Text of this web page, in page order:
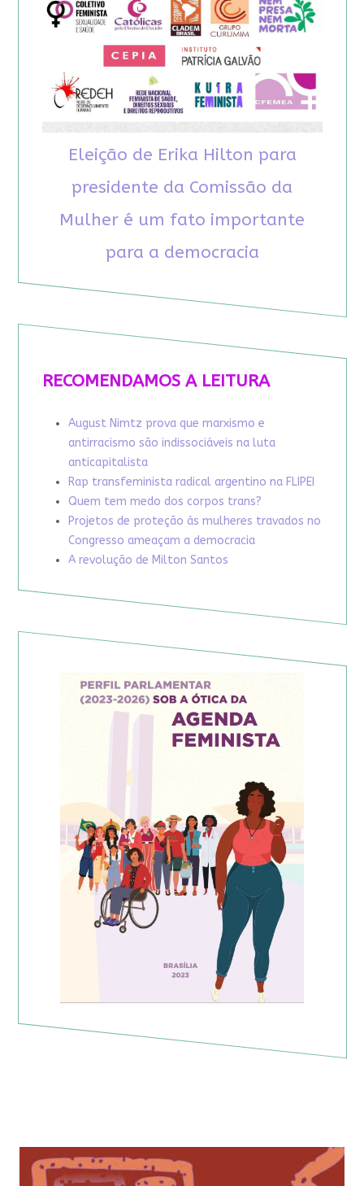
Eleição de Erika Hilton para
presidente da Comissão da
Mulher é um fato importante
para a democracia
RECOMENDAMOS A LEITURA
August Nimtz prova que marxismo e
antirracismo são indissociáveis na luta
anticapitalista
Rap transfeminista radical argentino na FLIPEI
Quem tem medo dos corpos trans?
Projetos de proteção às mulheres travados no
Congresso ameaçam a democracia
A revolução de Milton Santos